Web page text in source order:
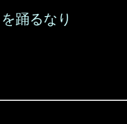
踊るなり